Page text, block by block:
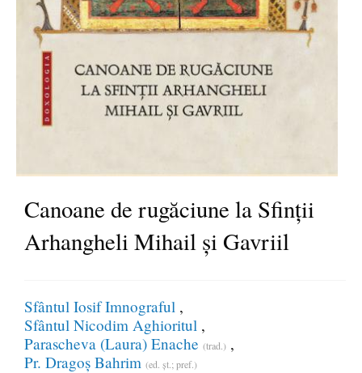
Canoane de rugăciune la Sfinții
Arhangheli Mihail și Gavriil
Sfântul Iosif Imnograful
Sfântul Nicodim Aghioritul
Parascheva (Laura) Enache (trad.)
Pr. Dragoș Bahrim (ed. șt.; pref.)